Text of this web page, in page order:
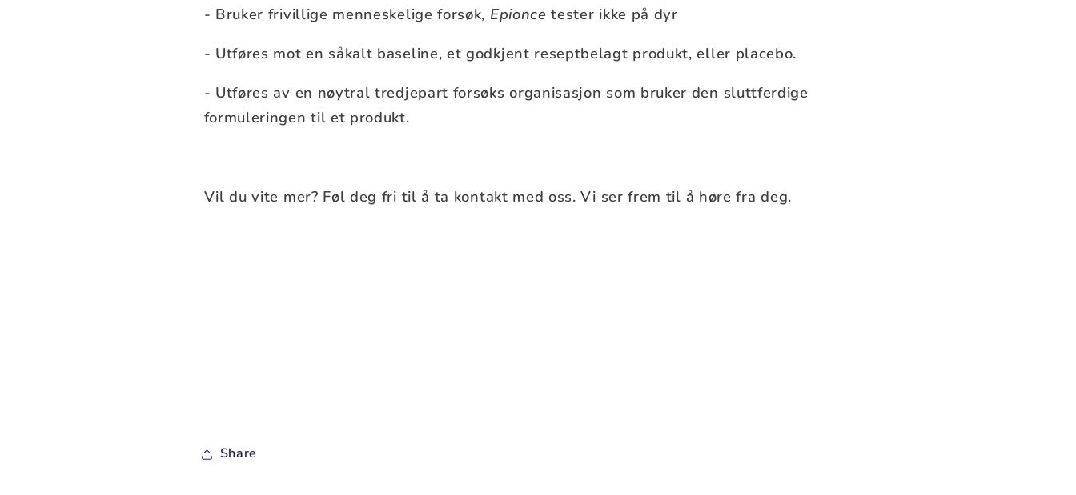
- Bruker frivillige menneskelige forsøk, Epionce tester ikke på dyr
- Utføres mot en såkalt baseline, et godkjent reseptbelagt produkt, eller placebo.
- Utføres av en nøytral tredjepart forsøks organisasjon som bruker den sluttferdige
formuleringen til et produkt.
Vil du vite mer? Føl deg fri til å ta kontakt med oss. Vi ser frem til å høre fra deg.
Share